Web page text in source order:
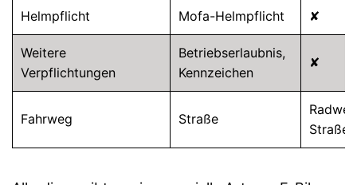
Helmpflicht Mofa-Helmpflicht ✘
Weitere
Verpflichtungen
Betriebserlaubnis,
Kennzeichen
✘
Fahrweg Straße
Straße